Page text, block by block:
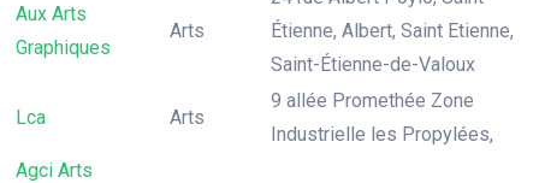
Aux Arts
Graphiques
Arts
Étienne, Albert, Saint Etienne,
Saint-Étienne-de-Valoux
Lca Arts
9 allée Promethée Zone
Industrielle les Propylées,
Agci Arts